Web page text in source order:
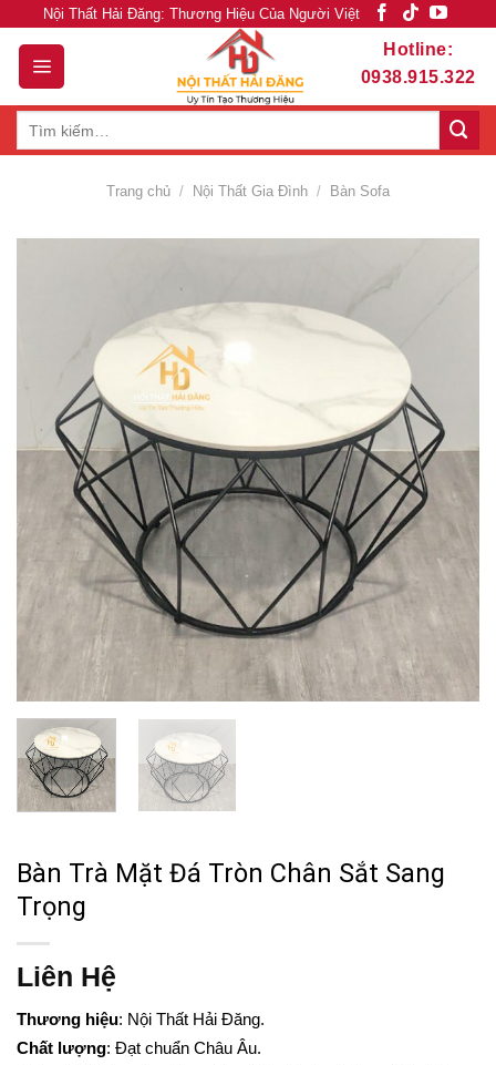
content
Nội Thất Hải Đăng: Thương Hiệu Của Người Việt
Hotline:
0938.915.322
Trang chủ / Nội Thất Gia Đình / Bàn Sofa
Bàn Trà Mặt Đá Tròn Chân Sắt Sang
Trọng
Liên Hệ
Thương hiệu: Nội Thất Hải Đăng.
Chất lượng: Đạt chuẩn Châu Âu.